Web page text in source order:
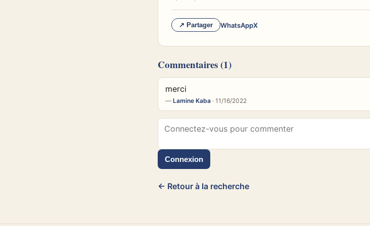
↗ Partager WhatsAppX
Commentaires (1)
merci
— Lamine Kaba · 11/16/2022
Connexion
← Retour à la recherche